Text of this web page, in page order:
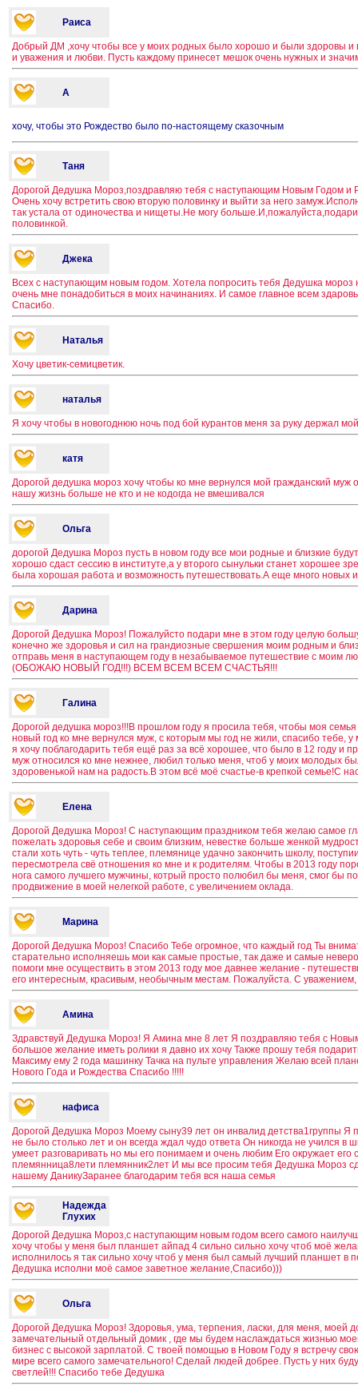
Раиса
Добрый ДМ ,хочу чтобы все у моих родных было хорошо и были здоровы и
и уважения и любви. Пусть каждому принесет мешок очень нужных и
А
хочу, чтобы это Рождество было по-настоящему сказочным
Таня
Дорогой Дедушка Мороз,поздравляю тебя с наступающим Новым Годом и
Очень хочу встретить свою вторую половинку и выйти за него
так устала от одиночества и нищеты.Не могу
половинкой.
Джека
Всех с наступающим новым годом. Хотела попросить тебя Дедушка мороз
очень мне понадобиться в моих начинаниях. И самое главное всем
Спасибо.
Наталья
Хочу цветик-семицветик.
наталья
Я хочу чтобы в новогоднюю ночь под бой курантов меня за руку держал
катя
Дорогой дедушка мороз хочу чтобы ко мне вернулся мой гражданский муж
нашу жизнь больше не кто и не кодогда не вмешивался
Ольга
дорогой Дедушка Мороз пусть в новом году все мои родные и близкие
хорошо сдаст сессию в институте,а у второго сынульки станет хорошее
была хорошая работа и возможность путешествовать.А еще много новых
Дарина
Дорогой Дедушка Мороз! Пожалуйсто подари мне в этом году целую
конечно же здоровья и сил на грандиозные свершения моим родным и
отправь меня в наступающем году в незабываемое путешествие с моим
(ОБОЖАЮ НОВЫЙ ГОД!!!) ВСЕМ ВСЕМ ВСЕМ СЧАСТЬЯ!!!
Галина
Дорогой дедушка мороз!!!В прошлом году я просила тебя, чтобы моя
новый год ко мне вернулся муж, с которым мы год не жили, спасибо тебе, у
я хочу поблагодарить тебя ещё раз за всё хорошее, что было в 12 году и
муж относился ко мне нежнее, любил только меня, чтоб у моих молодых
здоровенькой нам на радость.В этом всё моё счастье-в крепкой семье!С
Елена
Дорогой Дедушка Мороз! С наступающим праздником тебя желаю самое
пожелать здоровья себе и своим близким, невестке больше женкой
стали хоть чуть - чуть теплее, племянице удачно закончить школу,
пересмотрела свё отношения ко мне и к родителям. Чтобы в 2013 году
нога самого лучшего мужчины, котрый просто полюбил бы меня, смог бы
продвижение в моей нелегкой работе, с увеличением оклада.
Марина
Дорогой Дедушка Мороз! Спасибо Тебе огромное, что каждый год Ты
старательно исполняешь мои как самые простые, так даже и самые
помоги мне осуществить в этом 2013 году мое давнее желание -
его интересным, красивым, необычным местам. Пожалуйста. С
Амина
Здравствуй Дедушка Мороз! Я Амина мне 8 лет Я поздравляю тебя с
большое желание иметь ролики я давно их хочу Также прошу тебя
Максиму ему 2 года машинку Тачка на пульте управления Желаю всей
Нового Года и Рождества Спасибо !!!!!
нафиса
Дорогой Дедушка Мороз Моему сыну39 лет он инвалид детства1группы Я
не было столько лет и он всегда ждал чудо ответа Он никогда не учился в
умеет разговаривать но мы его понимаем и очень любим Его окружает его
племянница8лети племянник2лет И мы все просим тебя Дедушка Мороз
нашему ДаникуЗаранее благодарим тебя вся наша семья
Надежда
Глухих
Дорогой Дедушка Мороз,с наступающим новым годом всего самого
хочу чтобы у меня был планшет айпад 4 сильно сильно хочу чтоб моё
исполнилось я так сильно хочу чтоб у меня был самый лучший планшет в
Дедушка исполни моё самое заветное желание,Спасибо)))
Ольга
Дорогой Дедушка Мороз! Здоровья, ума, терпения, ласки, для меня, моей
замечательный отдельный домик , где мы будем наслаждаться жизнью
бизнес с высокой зарплатой. С твоей помощью в Новом Году я встречу
мире всего самого замечательного! Сделай людей добрее. Пусть у них
светлей!!! Спасибо тебе Дедушка